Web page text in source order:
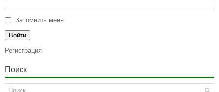
Запомнить меня
Регистрация
Поиск